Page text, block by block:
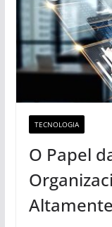
TECNOLOGIA
O Papel